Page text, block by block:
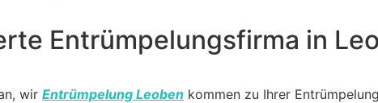
Entrümpelungsfirma in
wir Entrümpelung Leoben kommen zu Ihrer